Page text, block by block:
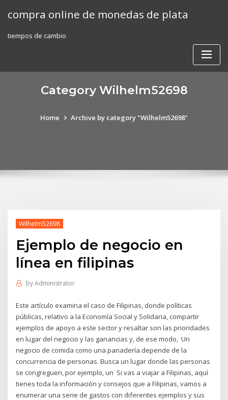
compra online de monedas de plata
tiempos de cambio
Category Wilhelm52698
Home Archive by category "Wilhelm52698"
Wilhelm52698
Ejemplo de negocio en
línea en filipinas
byAdministrator
Este artículo examina el caso de Filipinas, donde políticas
públicas, relativo a la Economía Social y Solidaria, compartir
ejemplos de apoyo a este sector y resaltar son las prioridades
en lugar del negocio y las ganancias y, de ese modo, Un
negocio de comida como una panadería depende de la
concurrencia de personas. Busca un lugar donde las personas
se congreguen, por ejemplo, un Si vas a viajar a Filipinas, aquí
tienes toda la información y consejos que a Filipinas, vamos a
enumerar una serie de gastos con diferentes ejemplos y sus